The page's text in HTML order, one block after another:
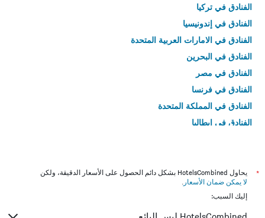
الفنادق في تركيا
الفنادق في إندونيسيا
الفنادق في الامارات العربية المتحدة
الفنادق في البحرين
الفنادق في مصر
الفنادق في فرنسا
الفنادق في المملكة المتحدة
الفنادق في إيطاليا
*
يحاول HotelsCombined بشكل دائم الحصول على الأسعار الدقيقة، ولكن
لا يمكن ضمان الأسعار .
إليك السبب: